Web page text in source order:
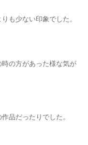
も少ない印象でした。
の方があった様な気が
品だったりでした。